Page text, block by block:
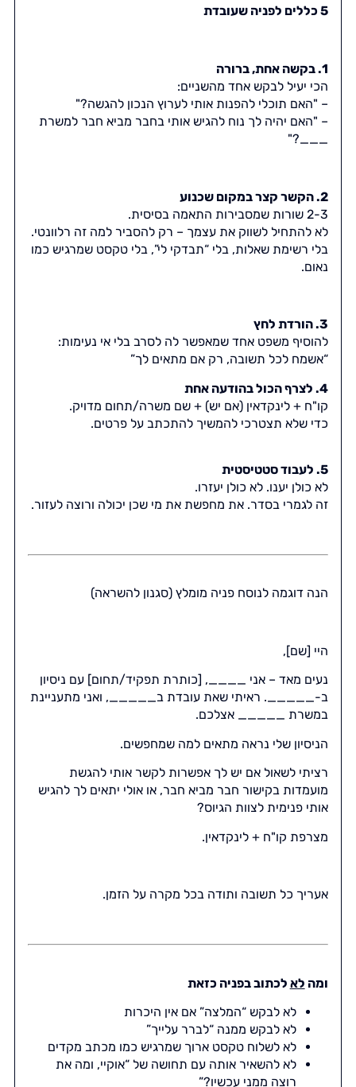
5 כללים לפניה שעובדת
1. בקשה אחת, ברורה
הכי יעיל לבקש אחד מהשניים:
– "האם תוכלי להפנות אותי לערוץ הנכון להגשה?"
– "האם יהיה לך נוח להגיש אותי בחבר מביא חבר למשרת
___?"
2. הקשר קצר במקום שכנוע
2-3 שורות שמסבירות התאמה בסיסית.
לא להתחיל לשווק את עצמך – רק להסביר למה זה רלוונטי.
בלי רשימת שאלות, בלי “תבדקי לי”, בלי טקסט שמרגיש כמו
נאום.
3. הורדת לחץ
להוסיף משפט אחד שמאפשר לה לסרב בלי אי נעימות:
“אשמח לכל תשובה, רק אם מתאים לך”
4. לצרף הכול בהודעה אחת
קו"ח + לינקדאין (אם יש) + שם משרה/תחום מדויק.
כדי שלא תצטרכי להמשיך להתכתב על פרטים.
5. לעבוד סטטיסטית
לא כולן יענו. לא כולן יעזרו.
זה לגמרי בסדר. את מחפשת את מי שכן יכולה ורוצה לעזור.
הנה דוגמה לנוסח פניה מומלץ (סגנון להשראה)
היי [שם],
נעים מאד – אני ____, [כותרת תפקיד/תחום] עם ניסיון
ב-_____. ראיתי שאת עובדת ב_____, ואני מתעניינת
במשרת _____ אצלכם.
הניסיון שלי נראה מתאים למה שמחפשים.
רציתי לשאול אם יש לך אפשרות לקשר אותי להגשת
מועמדות בקישור חבר מביא חבר, או אולי יתאים לך להגיש
אותי פנימית לצוות הגיוס?
מצרפת קו"ח + לינקדאין.
אעריך כל תשובה ותודה בכל מקרה על הזמן.
ומה לא לכתוב בפניה כזאת
לא לבקש “המלצה” אם אין היכרות
לא לבקש ממנה “לברר עלייך”
לא לשלוח טקסט ארוך שמרגיש כמו מכתב מקדים
לא להשאיר אותה עם תחושה של “אוקיי, ומה את
רוצה ממני עכשיו?”